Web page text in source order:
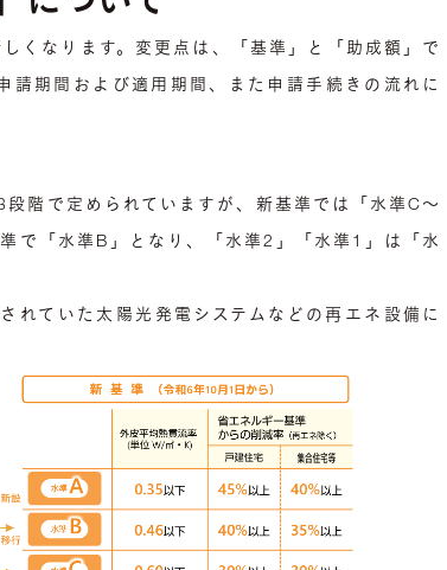
くなります。変更点は、「基準」と「助成額」で
請期間および適用期間、また申請手続きの流れに
階で定められていますが、新基準では「水準C～
で「水準B」となり、「水準2」「水準1」は「水
れていた太陽光発電システムなどの再エネ設備に